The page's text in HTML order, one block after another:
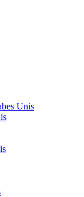
Unis